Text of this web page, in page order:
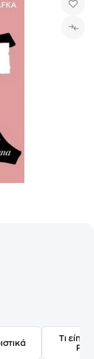
Τι